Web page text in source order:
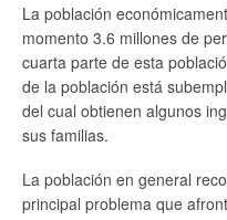
La población
momento 3.6 millones de
cuarta parte de esta
de la población está
del cual obtienen algunos
sus familias.
La población en general
principal problema que